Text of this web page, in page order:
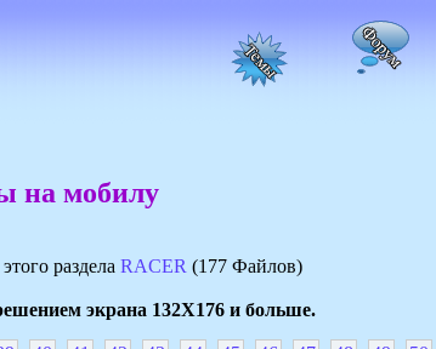
на мобилу
раздела RACER (177 Файлов)
экрана 132Х176 и больше.